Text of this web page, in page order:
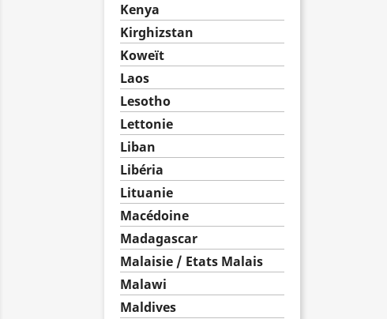
Kenya
Kirghizstan
Koweït
Laos
Lesotho
Lettonie
Liban
Libéria
Lituanie
Macédoine
Madagascar
Malaisie / Etats Malais
Malawi
Maldives